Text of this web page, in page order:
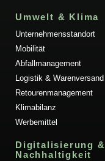
Umwelt & Klima
Unternehmensstandort
Mobilität
Abfallmanagement
Logistik & Warenversand
Retourenmanagement
Klimabilanz
Werbemittel
Digitalisierung &
Nachhaltigkeit